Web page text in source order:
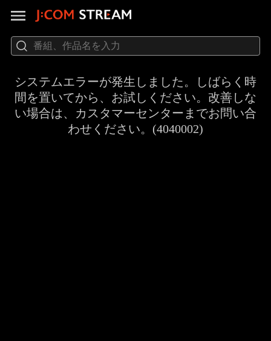
システムエラーが発生しました。しばらく時
間を置いてから、お試しください。改善しな
い場合は、カスタマーセンターまでお問い合
わせください。(4040002)